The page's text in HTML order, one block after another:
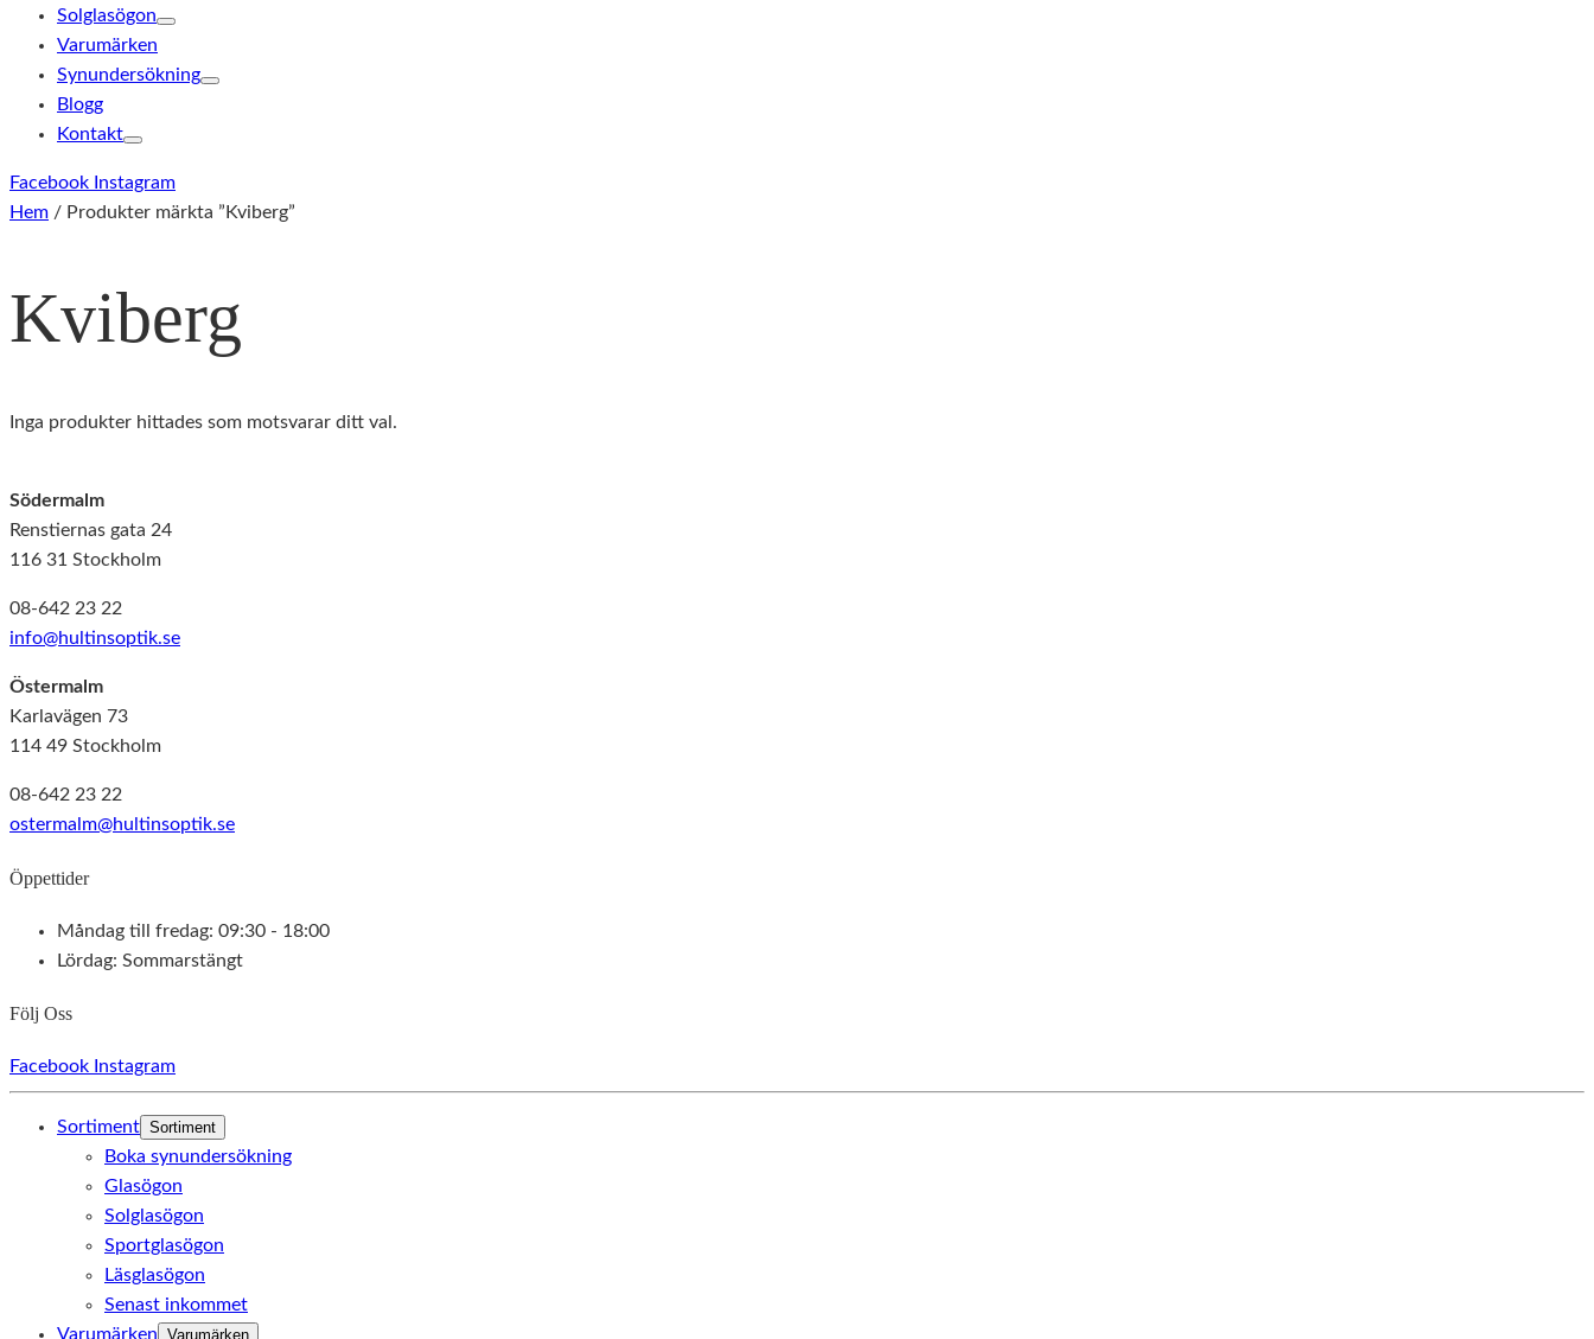
Solglasögon
Varumärken
Synundersökning
Blogg
Kontakt
Facebook Instagram
Hem / Produkter märkta ”Kviberg”
Kviberg
Inga produkter hittades som motsvarar ditt val.
Södermalm
Renstiernas gata 24
116 31 Stockholm
08-642 23 22
info@hultinsoptik.se
Östermalm
Karlavägen 73
114 49 Stockholm
08-642 23 22
ostermalm@hultinsoptik.se
Öppettider
Måndag till fredag: 09:30 - 18:00
Lördag: Sommarstängt
Följ Oss
Facebook Instagram
Sortiment Sortiment
Boka synundersökning
Glasögon
Solglasögon
Sportglasögon
Läsglasögon
Senast inkommet
Varumärken Varumärken